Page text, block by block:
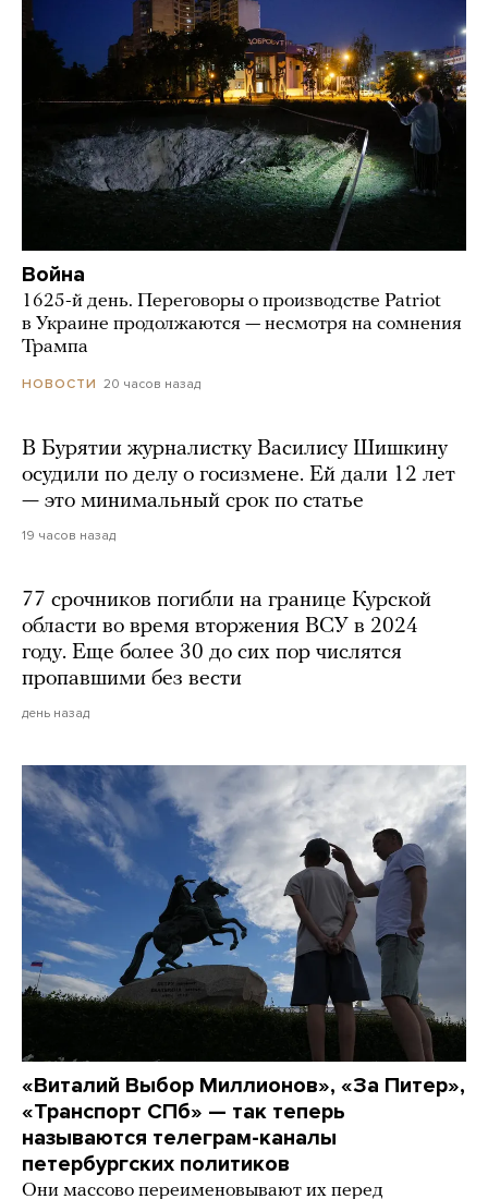
Война
1625-й день. Переговоры о производстве Patriot
в Украине продолжаются — несмотря на сомнения
Трампа
НОВОСТИ 20 часов назад
В Бурятии журналистку Василису Шишкину
осудили по делу о госизмене. Ей дали 12 лет
— это минимальный срок по статье
19 часов назад
77 срочников погибли на границе Курской
области во время вторжения ВСУ в 2024
году. Еще более 30 до сих пор числятся
пропавшими без вести
день назад
«Виталий Выбор Миллионов», «За Питер»,
«Транспорт СПб» — так теперь
называются телеграм-каналы
петербургских политиков
Они массово переименовывают их перед